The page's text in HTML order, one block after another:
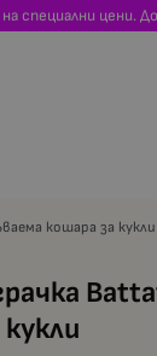
специални цени.
кошара за кукли